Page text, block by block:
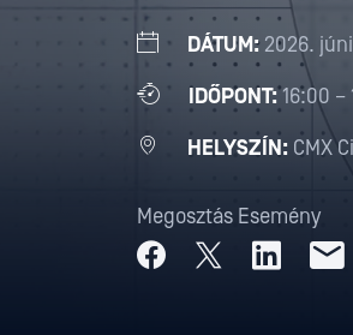
DÁTUM: 2026.
IDŐPONT:16:00 –
HELYSZÍN: CMX
Megosztás Esemény